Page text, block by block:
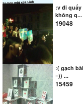
:v đi quẩy
không q...
19048
:( gạch
=)) ...
15459